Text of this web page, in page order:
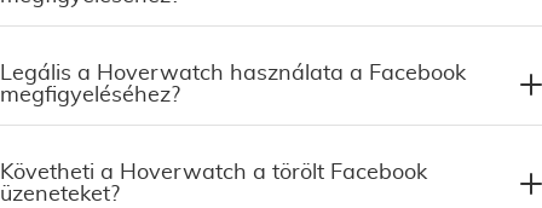
Legális a Hoverwatch használata a Facebook
megfigyeléséhez?
Követheti a Hoverwatch a törölt Facebook
üzeneteket?